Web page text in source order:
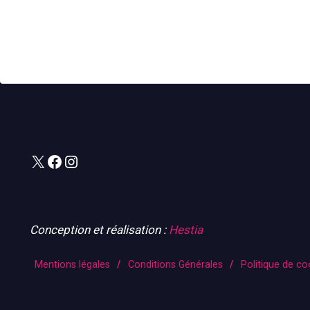
X Facebook
Instagram
Conception et réalisation : Hestia
Mentions légales / Conditions Générales / Politique de